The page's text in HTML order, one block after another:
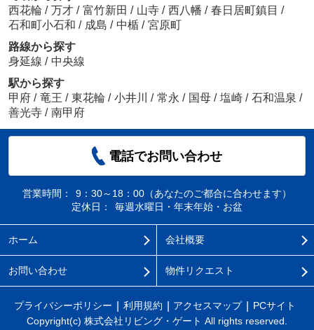
西花輪 / 万才 / 富竹新田 / 山寺 / 西八幡 / 春日居町鎮目 /
石和町小石和 / 成島 / 中楯 / 宮原町
路線から探す
身延線 / 中央線
駅から探す
甲府 / 竜王 / 東花輪 / 小井川 / 常永 / 国母 / 塩崎 / 石和温泉 /
善光寺 / 南甲府
電話でお問い合わせ
営業時間：
9：30～18：00（あなたのご都合に合わせます）
定休日：
毎週水曜日・年末年始・お盆
ホーム 会社概要
お問い合わせ 物件リクエスト
プライバシーポリシー 利用規約 アクセスマップ
PCサイト
Copyright(c) 株式会社リビング・ゲート All rights reserved.